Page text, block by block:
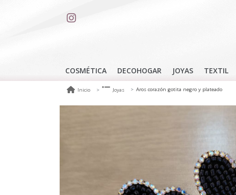
COSMÉTICA DECOHOGAR JOYAS TEXTIL
Inicio Joyas Aros corazón gotita negro y plateado